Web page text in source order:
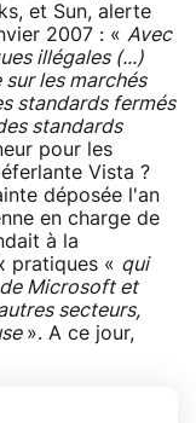
et Sun, alerte
2007 : « Avec
illégales (...)
les marchés
standards fermés
standards
pour les
Vista ?
déposée l'an
en charge de
à la
pratiques « qui
Microsoft et
secteurs,
». A ce jour,